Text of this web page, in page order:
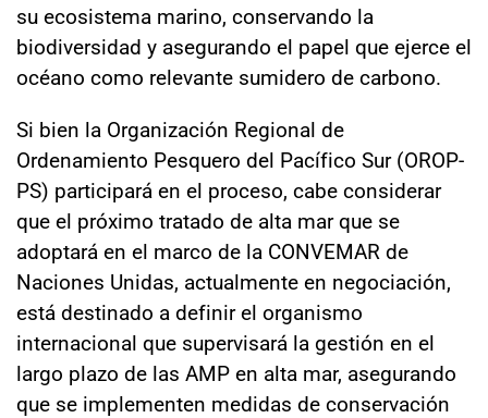
su ecosistema marino, conservando la
biodiversidad y asegurando el papel que ejerce el
océano como relevante sumidero de carbono.
Si bien la Organización Regional de
Ordenamiento Pesquero del Pacífico Sur (OROP-
PS) participará en el proceso, cabe considerar
que el próximo tratado de alta mar que se
adoptará en el marco de la CONVEMAR de
Naciones Unidas, actualmente en negociación,
está destinado a definir el organismo
internacional que supervisará la gestión en el
largo plazo de las AMP en alta mar, asegurando
que se implementen medidas de conservación